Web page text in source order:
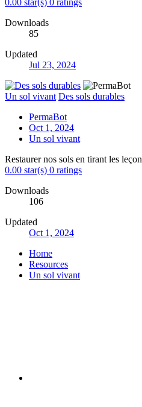
Downloads
85
Updated
Jul 23, 2024
Un sol vivant Des sols durables
PermaBot
Oct 1, 2024
Un sol vivant
Restaurer nos sols en tirant les
0.00 star(s) 0 ratings
Downloads
106
Updated
Oct 1, 2024
Home
Resources
Un sol vivant